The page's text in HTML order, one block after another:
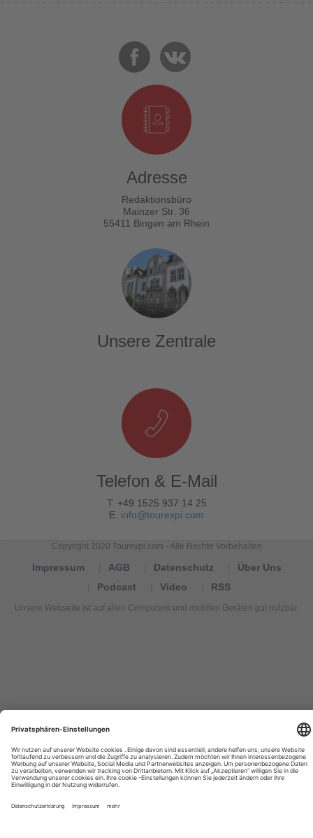
Adresse
Redaktionsbüro
Mainzer Str. 36
55411 Bingen am Rhein
Unsere Zentrale
Telefon & E-Mail
T. +49 1525 937 14 25
E. info@tourexpi.com
Copyright 2020 Tourexpi.com - Alle Rechte Vorbehalten
Impressum AGB Datenschutz
Über Uns
Podcast
Video RSS
Unsere Webseite ist auf allen Computern und mobilen Geräten gut nutzbar.
turismo,
Tourismus
Nachrichten,
новости
туризма,
travel